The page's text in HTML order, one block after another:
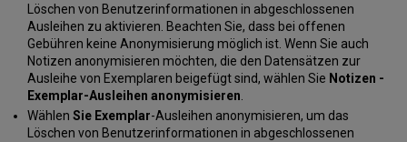
Löschen von Benutzerinformationen in abgeschlossenen
Ausleihen zu aktivieren. Beachten Sie, dass bei offenen
Gebühren keine Anonymisierung möglich ist. Wenn Sie auch
Notizen anonymisieren möchten, die den Datensätzen zur
Ausleihe von Exemplaren beigefügt sind, wählen Sie Notizen -
Exemplar-Ausleihen anonymisieren
Wählen Sie Exemplar-Ausleihen anonymisieren, um das
Löschen von Benutzerinformationen in abgeschlossenen